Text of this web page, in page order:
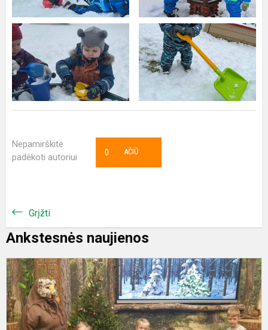
Nepamirškite
padėkoti autoriui
AČIŪ
0
Grįžti
Ankstesnės naujienos